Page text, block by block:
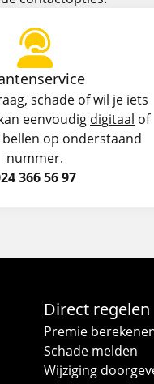
schade of wil je iets
eenvoudig digitaal of
op onderstaand
nummer.
366 56 97
Direct regelen
Premie
Schade melden
Wijziging